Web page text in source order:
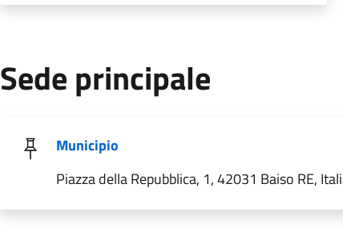
Sede principale
Municipio
Piazza della Repubblica, 1, 42031 Baiso RE,